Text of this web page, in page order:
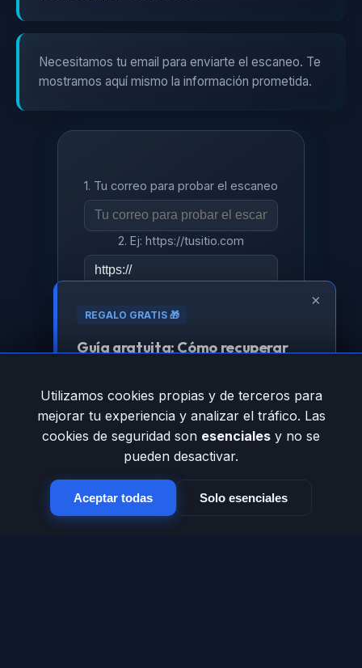
Necesitamos tu email para enviarte el escaneo. Te
mostramos aquí mismo la información prometida.
1. Tu correo para probar el escaneo
2. Ej: https://tusitio.com
×
REGALO GRATIS 🎁
Guía gratuita: Cómo recuperar
Aprende la estrategia técnica para que
Google vuelva a amar tu sitio.
Registrarme para obtenerla
Utilizamos cookies propias y de terceros para
mejorar tu experiencia y analizar el tráfico. Las
cookies de seguridad son esenciales y no se
pueden desactivar.
Aceptar todas Solo esenciales